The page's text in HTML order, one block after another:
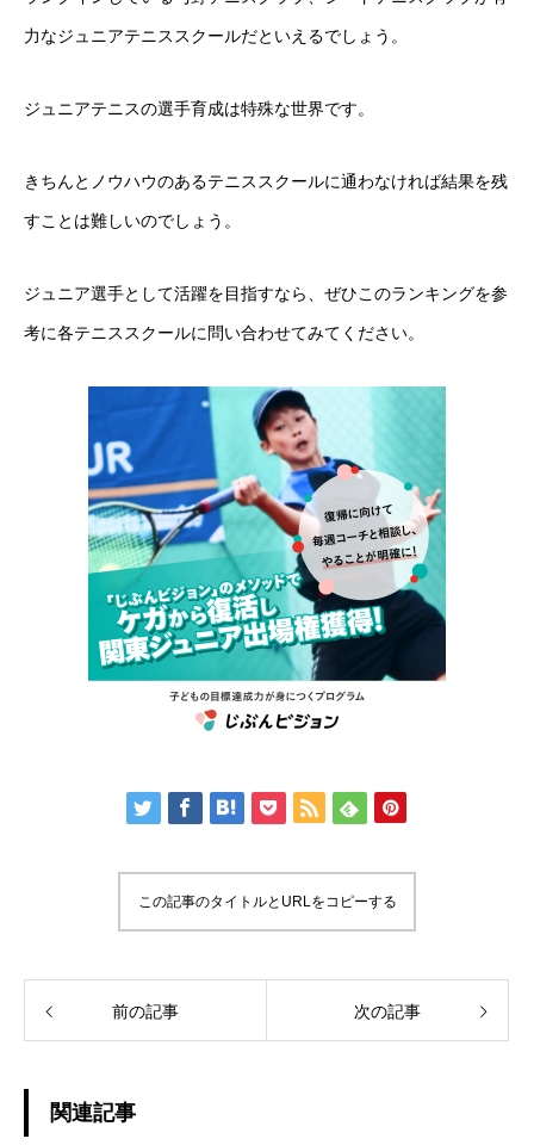
力なジュニアテニススクールだといえるでしょう。
ジュニアテニスの選手育成は特殊な世界です。
きちんとノウハウのあるテニススクールに通わなければ結果を残
すことは難しいのでしょう。
ジュニア選手として活躍を目指すなら、ぜひこのランキングを参
考に各テニススクールに問い合わせてみてください。
この記事のタイトルとURLをコピーする
前の記事 次の記事
関連記事